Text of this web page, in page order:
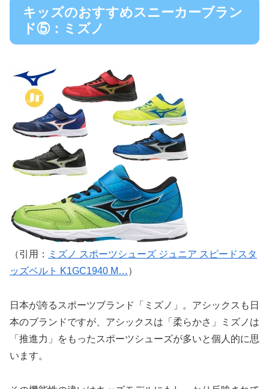
キッズのおすすめスニーカーブラン
ド⑤：ミズノ
（引用：
ミズノ スポーツシューズ ジュニア スピードスタ
ッズベルト K1GC1940 M… ）
日本が誇るスポーツブランド「ミズノ」。アシックスも日
本のブランドですが、アシックスは「柔らかさ」ミズノは
「推進力」をもったスポーツシューズが多いと個人的に思
います。